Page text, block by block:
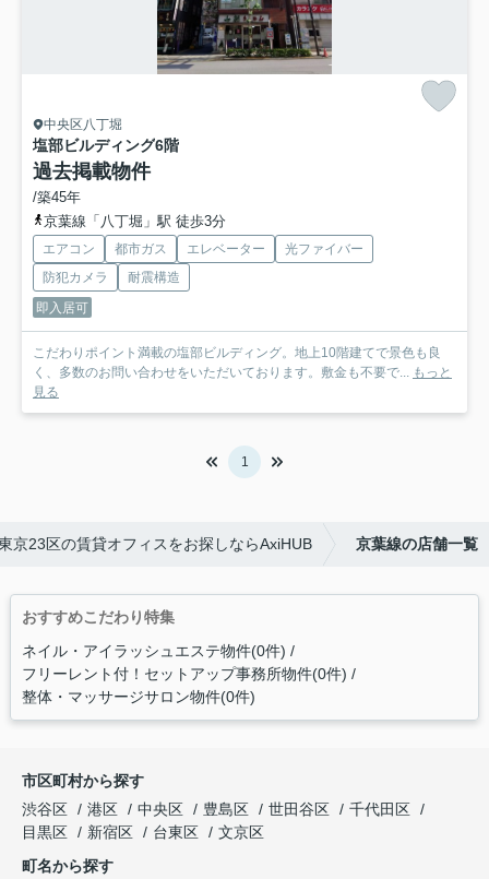
中央区八丁堀
塩部ビルディング6階
過去掲載物件
/築45年
京葉線「八丁堀」駅 徒歩3分
エアコン 都市ガス エレベーター
光ファイバー
防犯カメラ
耐震構造
即入居可
こだわりポイント満載の塩部ビルディング。地上10階建てで景色も良
く、多数のお問い合わせをいただいております。敷金も不要で... もっと
見る
1
京23区の賃貸オフィスをお探しならAxiHUB 京葉線の店舗一覧
おすすめこだわり特集
ネイル・アイラッシュエステ物件(0件)
フリーレント付！セットアップ事務所物件(0件)
整体・マッサージサロン物件(0件)
市区町村から探す
渋谷区
港区 中央区 豊島区 世田谷区
千代田区
目黒区
新宿区 台東区
文京区
町名から探す